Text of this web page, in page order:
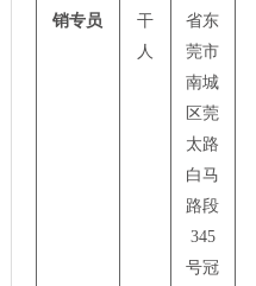
销专员
干
人
省东
莞市
南城
区莞
太路
白马
路段
345
号冠